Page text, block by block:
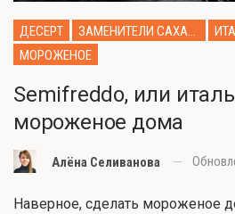
ДЕСЕРТ ЗАМЕНИТЕЛИ САХАРА
МОРОЖЕНОЕ
Semifreddo, или
мороженое дома
Алёна Селиванова
Наверное, сделать мороженое